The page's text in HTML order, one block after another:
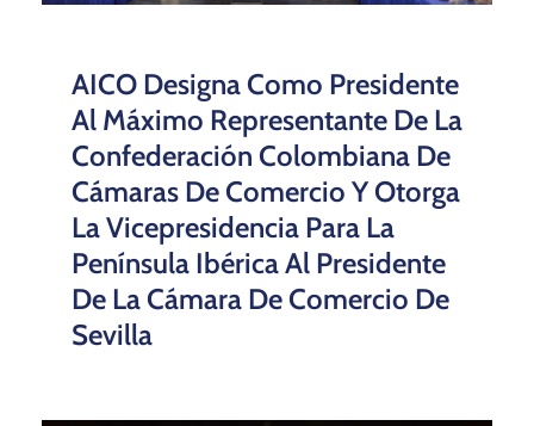
AICO Designa Como Presidente
Al Máximo Representante De La
Confederación Colombiana De
Cámaras De Comercio Y Otorga
La Vicepresidencia Para La
Península Ibérica Al Presidente
De La Cámara De Comercio De
Sevilla